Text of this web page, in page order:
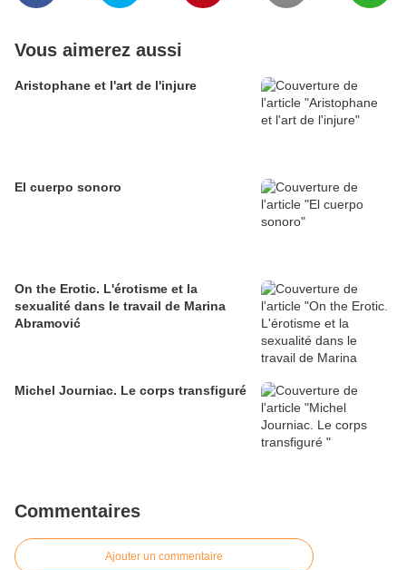
Vous aimerez aussi
Aristophane et l'art de l'injure
El cuerpo sonoro
On the Erotic. L'érotisme et la
sexualité dans le travail de Marina
Abramović
Michel Journiac. Le corps transfiguré
Commentaires
Ajouter un commentaire